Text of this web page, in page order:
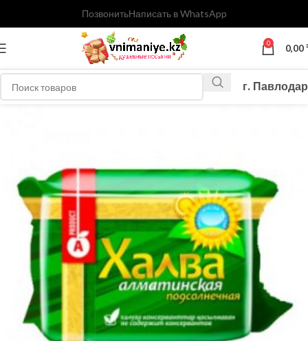
ПозвонитьНаписать в WhatsApp
0 0,00
г. Павлодар